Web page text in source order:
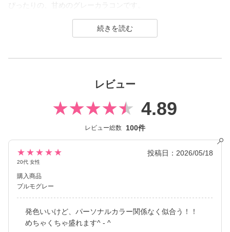
ぴったりの、甘めのグレーカラコンです。
ールになりすぎず可愛らしい目元を演出します。
どんなシーンでも使いやすく、絶妙なうるみ感のグレーカラコン
ワンマンス）は2012年の発売当初から今まで若い世代を中心に絶
ラーコンタクトレンズブランド。
DIA14.5mmの大きめサイズで「盛れる」というキーワードのも
と、元祖ちゅるんカラコン「キャンマジ3番」や黒コンの代表格
「キャンマジ5番」、定番ギャルカラコンの他に水光デザインや太
フチ・細フチデザインといった、トレンド感のあるカラコンを生
み出し続けています。
レビュー
4.89
レビュー総数 100件
★★★★★
20代 女性
投稿日：2026/05/18
購入商品
プルモグレー
発色いいけど、パーソナルカラー関係なく似合う！！
めちゃくちゃ盛れます^ - ^